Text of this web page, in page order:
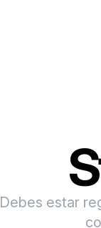
Debes estar